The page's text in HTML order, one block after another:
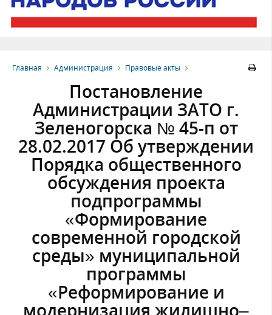
Главная Администрация Правовые акты
Постановление
Администрации ЗАТО г.
Зеленогорска № 45-п от
28.02.2017 Об утверждении
Порядка общественного
обсуждения проекта
подпрограммы
«Формирование
современной городской
среды» муниципальной
программы
«Реформирование и
модернизация жилищно–